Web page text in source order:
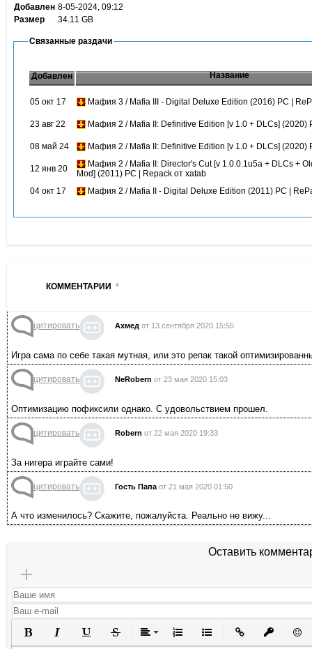
Добавлен 8-05-2024, 09:12
Размер
34.11 GB
Связанные раздачи
Добавлен Название
05 окт 17 Мафия 3 / Mafia III - Digital Deluxe Edition (2016) PC |
23 авг 22 Мафия 2 / Mafia II: Definitive Edition [v 1.0 + DLCs] (2020)
08 май 24 Мафия 2 / Mafia II: Definitive Edition [v 1.0 + DLCs] (2020)
12 янв 20
Мафия 2 / Mafia II: Director's Cut [v 1.0.0.1u5a + DLCs +
Mod] (2011) PC | Repack от xatab
04 окт 17
Мафия 2 / Mafia II - Digital Deluxe Edition (2011) PC |
КОММЕНТАРИИ 4
цитировать Ахмед от 13 сентября 2020 15:55
Игра сама по себе такая мутная, или это репак такой
цитировать NeRobern от 23 мая 2020 15:03
Оптимизацию пофиксили однако. С удовольствием прошел.
цитировать Robern от 22 мая 2020 19:33
За нигера играйте сами!
цитировать Гость Папа от 21 мая 2020 01:50
А что изменилось? Скажите, пожалуйста. Реально не вижу...
Оставить